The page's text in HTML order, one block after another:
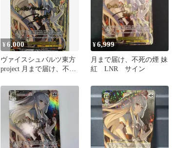
¥6,000
ヴァイスシュバルツ東方
project 月まで届け、不死
¥6,999
月まで届け、不死の煙 妹
紅 LNR サイン